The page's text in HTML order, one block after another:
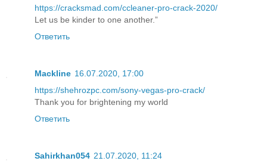
https://cracksmad.com/ccleaner-pro-crack-2020/
Let us be kinder to one another.”
Ответить
Mackline 16.07.2020, 17:00
https://shehrozpc.com/sony-vegas-pro-crack/
Thank you for brightening my world
Ответить
Sahirkhan054 21.07.2020, 11:24